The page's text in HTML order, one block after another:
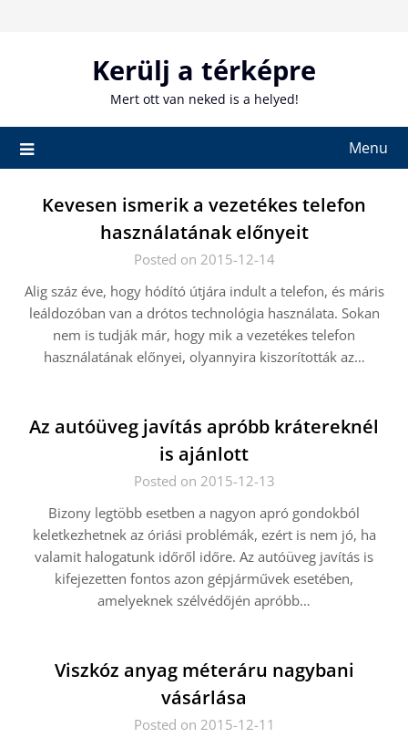
Kerülj a térképre
Mert ott van neked is a helyed!
Menu
Kevesen ismerik a vezetékes telefon
használatának előnyeit
Posted on 2015-12-14
Alig száz éve, hogy hódító útjára indult a telefon, és máris
leáldozóban van a drótos technológia használata. Sokan
nem is tudják már, hogy mik a vezetékes telefon
használatának előnyei, olyannyira kiszorították az…
Az autóüveg javítás apróbb krátereknél
is ajánlott
Posted on 2015-12-13
Bizony legtöbb esetben a nagyon apró gondokból
keletkezhetnek az óriási problémák, ezért is nem jó, ha
valamit halogatunk időről időre. Az autóüveg javítás is
kifejezetten fontos azon gépjárművek esetében,
amelyeknek szélvédőjén apróbb…
Viszkóz anyag méteráru nagybani
vásárlása
Posted on 2015-12-11